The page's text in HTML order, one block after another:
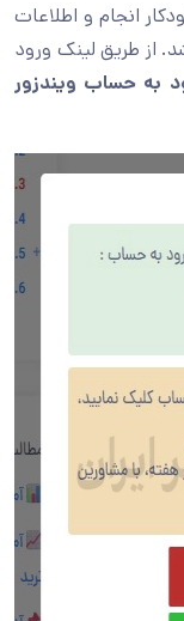
انجام و اطلاعات
از طریق لینک ورود
به حساب ویندزور